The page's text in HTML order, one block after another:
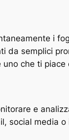
i
da semplici
uno che ti piace
e
social media